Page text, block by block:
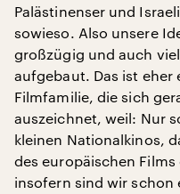
Palästinenser und
sowieso. Also unsere
großzügig und auch
aufgebaut. Das ist eher
Filmfamilie, die sich
auszeichnet, weil: Nur
kleinen Nationalkinos,
des europäischen
insofern sind wir schon